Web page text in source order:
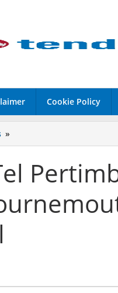
Cookie Policy
»
Tel
Langkah
Besar:
Menanti